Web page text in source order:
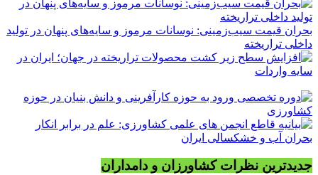
بحران قیمت سیب‌زمینی: نوسانات مرموز و سایه‌های پنهان در تولید
داخلی تراریخته
جدیدترین نظرات کشاورزان و دامداران